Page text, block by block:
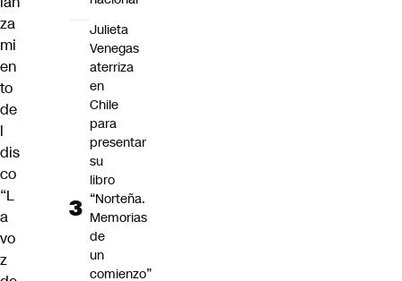
za
mi
en
to
de
l
dis
co
“L
a
vo
z
Julieta
Venegas
aterriza
en
Chile
para
presentar
su
libro
“Norteña.
Memorias
de
un
comienzo”